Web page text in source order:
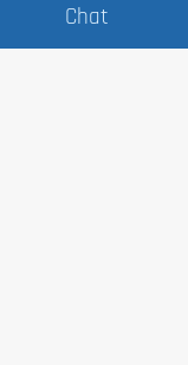
Chat